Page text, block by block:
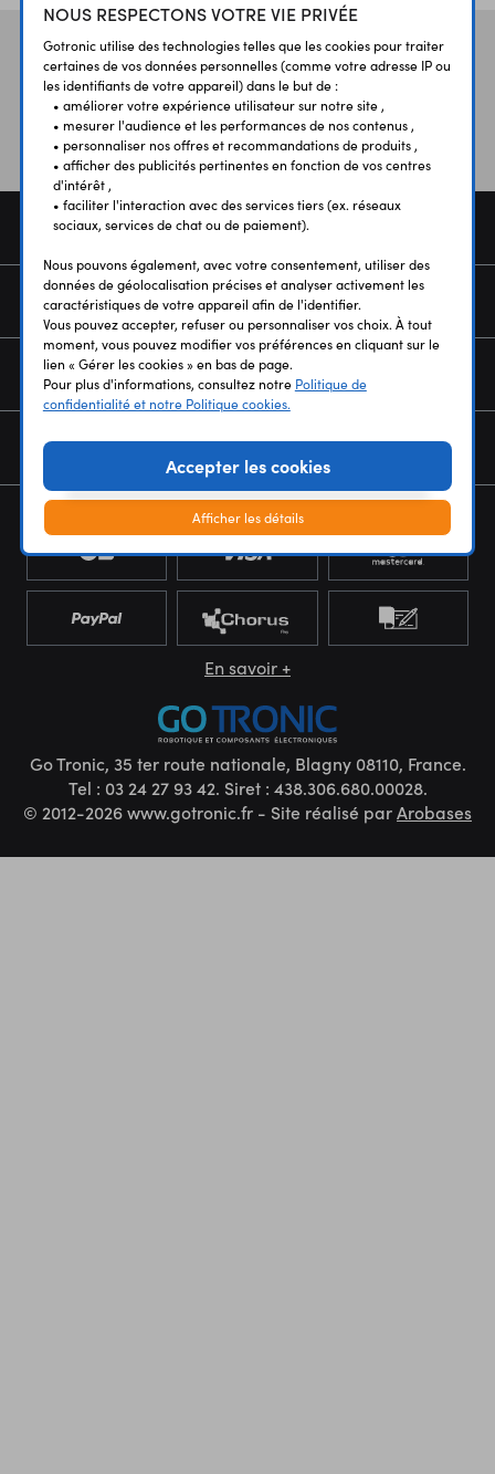
Vos aviset témoignages
COMMANDE
SERVICES
NOUS CONNAÎTRE
NEWSLETTER
En savoir +
Go Tronic, 35 ter route nationale, Blagny 08110, France.
Tel : 03 24 27 93 42. Siret : 438.306.680.00028.
© 2012-2026 www.gotronic.fr - Site réalisé parArobases
NOUS RESPECTONS VOTRE VIE PRIVÉE
Gotronic utilise des technologies telles que les cookies pour traiter
certaines de vos données personnelles (comme votre adresse IP ou
les identifiants de votre appareil) dans le but de :
• améliorer votre expérience utilisateur sur notre site ,
• mesurer l'audience et les performances de nos contenus ,
• personnaliser nos offres et recommandations de produits ,
• afficher des publicités pertinentes en fonction de vos centres
d'intérêt ,
• faciliter l'interaction avec des services tiers (ex. réseaux
sociaux, services de chat ou de paiement).
Nous pouvons également, avec votre consentement, utiliser des
données de géolocalisation précises et analyser activement les
caractéristiques de votre appareil afin de l'identifier.
Vous pouvez accepter, refuser ou personnaliser vos choix. À tout
moment, vous pouvez modifier vos préférences en cliquant sur le
lien « Gérer les cookies » en bas de page.
Pour plus d'informations, consultez notre Politique de
confidentialité et notre Politique cookies.
Accepter les cookies
Afficher les détails